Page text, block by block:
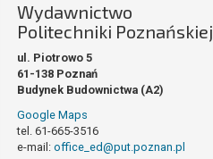
Wydawnictwo
Politechniki Poznańskiej
ul. Piotrowo 5
61-138 Poznań
Budynek Budownictwa (A2)
Google Maps
tel. 61-665-3516
e-mail: office_ed@put.poznan.pl